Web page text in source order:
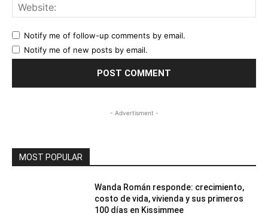
Notify me of follow-up comments by email.
Notify me of new posts by email.
- Advertisment -
MOST POPULAR
Wanda Román responde: crecimiento,
costo de vida, vivienda y sus primeros
100 días en Kissimmee